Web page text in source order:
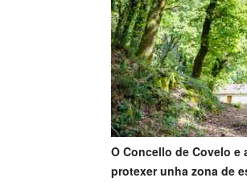
O Concello de Covelo e
protexer unha zona de